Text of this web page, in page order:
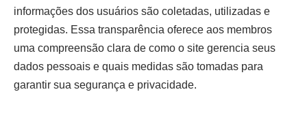
informações dos usuários são coletadas, utilizadas e
protegidas. Essa transparência oferece aos membros
uma compreensão clara de como o site gerencia seus
dados pessoais e quais medidas são tomadas para
garantir sua segurança e privacidade.